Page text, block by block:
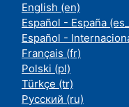
English ‎(en)‎
Español - España
Español -
Français ‎(fr)‎
Polski ‎(pl)‎
Türkçe ‎(tr)‎
Русский ‎(ru)‎